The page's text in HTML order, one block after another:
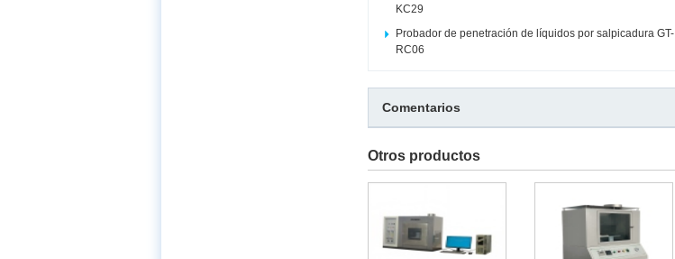
KC29
Probador de penetración de líquidos por salpicadura GT-
RC06
Comentarios
Otros productos